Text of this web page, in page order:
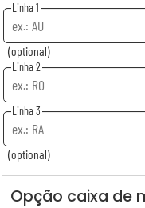
Linha 1
(optional)
Linha 2
Linha 3
(optional)
Opção caixa de